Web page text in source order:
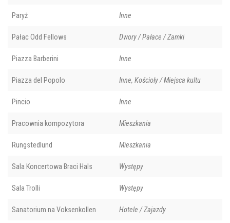
Paryż Inne
Pałac Odd Fellows Dwory / Pałace / Zamki
Piazza Barberini Inne
Piazza del Popolo Inne, Kościoły / Miejsca kultu
Pincio Inne
Pracownia kompozytora Mieszkania
Rungstedlund Mieszkania
Sala Koncertowa Braci Hals Występy
Sala Trolli Występy
Sanatorium na Voksenkollen Hotele / Zajazdy